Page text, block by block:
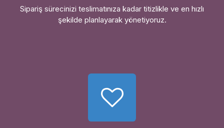
Sipariş sürecinizi teslimatınıza kadar titizlikle ve en hızlı
şekilde planlayarak yönetiyoruz.